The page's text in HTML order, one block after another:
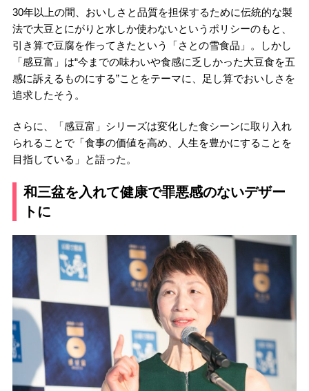
30年以上の間、おいしさと品質を担保するために伝統的な製
法で大豆とにがりと水しか使わないというポリシーのもと、
引き算で豆腐を作ってきたという「さとの雪食品」。しかし
「感豆富」は“今までの味わいや食感に乏しかった大豆食を五
感に訴えるものにする”ことをテーマに、足し算でおいしさを
追求したそう。
さらに、「感豆富」シリーズは変化した食シーンに取り入れ
られることで「食事の価値を高め、人生を豊かにすることを
目指している」と語った。
和三盆を入れて健康で罪悪感のないデザー
トに